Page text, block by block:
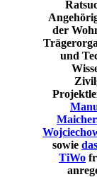
der
und
Maicher
sowie
TiWo